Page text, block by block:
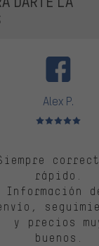
Alex P.
Valoración
rápido.
Información
y precios
buenos.